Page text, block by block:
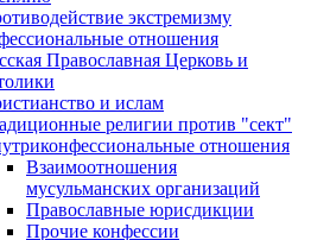
экстремизму
отношения
Православная Церковь и
и ислам
религии против "сект"
отношения
Взаимоотношения
мусульманских организаций
Православные юрисдикции
Прочие конфессии